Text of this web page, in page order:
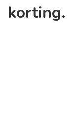
korting.